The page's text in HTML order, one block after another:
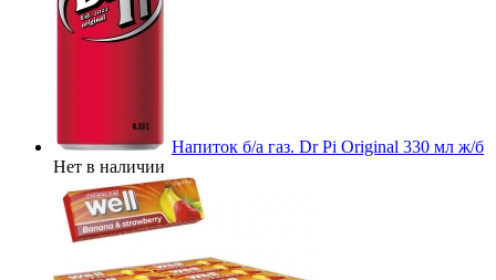
Напиток б/а газ. Dr Pi Original 330 мл ж/б
Нет в наличии